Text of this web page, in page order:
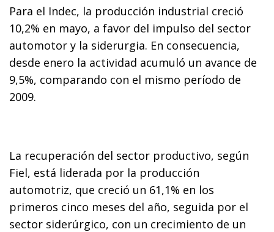
Para el Indec, la producción industrial creció
10,2% en mayo, a favor del impulso del sector
automotor y la siderurgia. En consecuencia,
desde enero la actividad acumuló un avance de
9,5%, comparando con el mismo período de
2009.
La recuperación del sector productivo, según
Fiel, está liderada por la producción
automotriz, que creció un 61,1% en los
primeros cinco meses del año, seguida por el
sector siderúrgico, con un crecimiento de un